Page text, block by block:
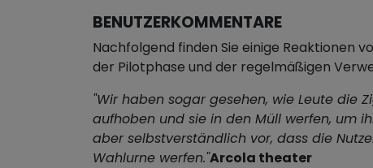
BENUTZERKOMMENTARE
Nachfolgend finden Sie einige Reaktionen
der Pilotphase und der regelmäßigen
"Wir haben sogar gesehen, wie Leute die
aufhoben und sie in den Müll werfen, um
aber selbstverständlich vor, dass die
Wahlurne werfen."Arcola theater